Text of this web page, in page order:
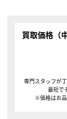
買取価格（
専門スタッフが
最短で
※価格はお品